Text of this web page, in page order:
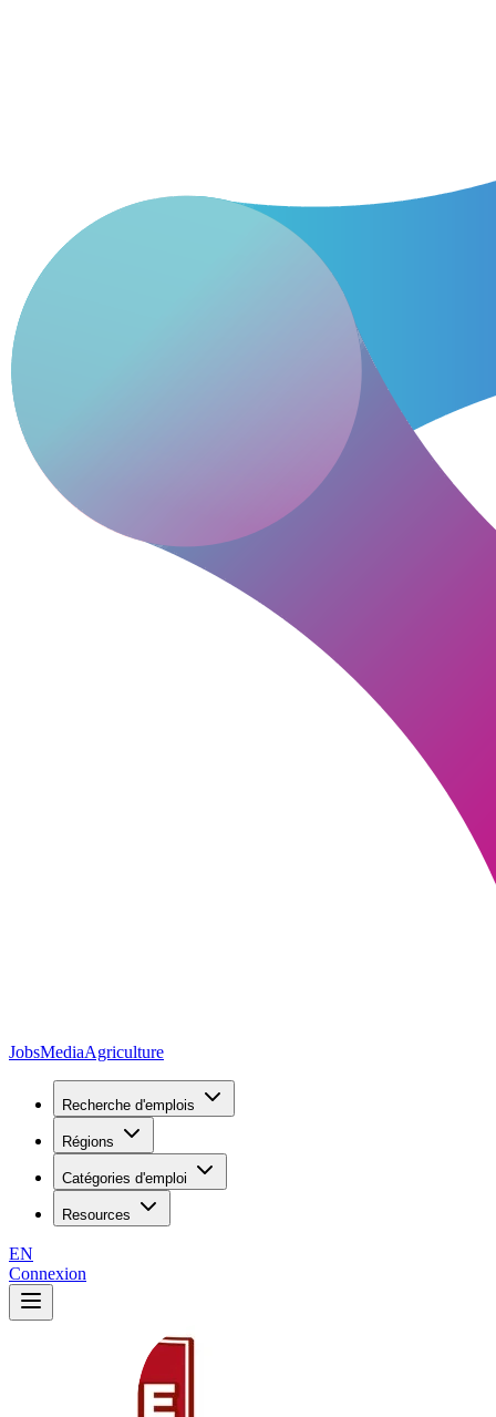
JobsMediaAgriculture
Recherche d'emplois
Régions
Catégories d'emploi
Resources
EN
Connexion